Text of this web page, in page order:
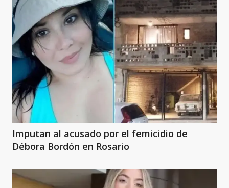
Imputan al acusado por el femicidio de
Débora Bordón en Rosario